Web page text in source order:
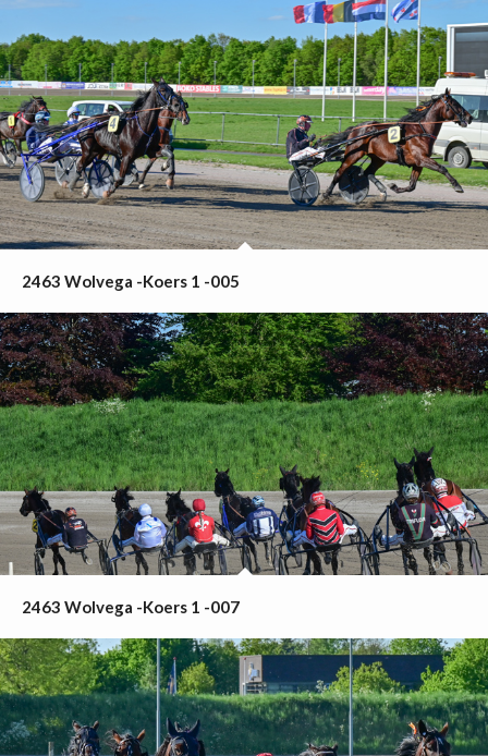
2463 Wolvega -Koers 1 -005
2463 Wolvega -Koers 1 -007